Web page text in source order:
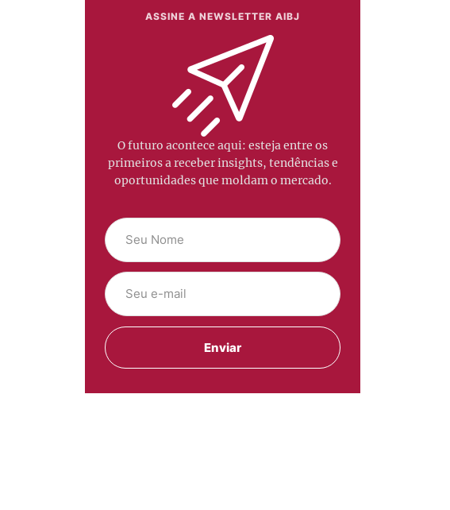
ASSINE A NEWSLETTER AIBJ
O futuro acontece aqui: esteja entre os
primeiros a receber insights, tendências e
oportunidades que moldam o mercado.